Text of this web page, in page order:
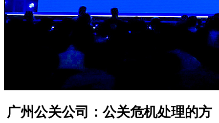
广州公关公司：公关危机处理的方